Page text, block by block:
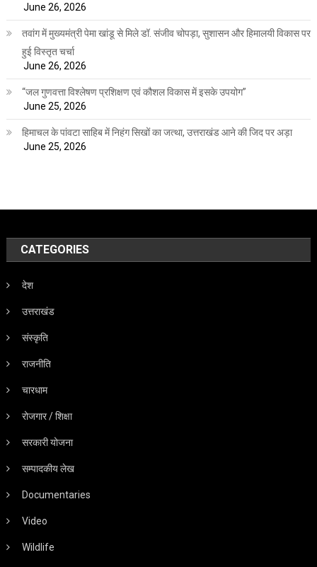
June 26, 2026
तवांग में मुख्यमंत्री पेमा खांडू से मिले डॉ. संजीव चोपड़ा, सुशासन और हिमालयी विकास पर
हुई विस्तृत चर्चा
June 26, 2026
“जल गुणवत्ता विश्लेषण प्रशिक्षण एवं कौशल विकास में इसके उपयोग”
June 25, 2026
हिमाचल के पांवटा साहिब में निहंग सिखों का जत्था, उत्तराखंड आने की जिद पर अड़ा
June 25, 2026
CATEGORIES
देश
उत्तराखंड
संस्कृति
राजनीति
चारधाम
रोजगार / शिक्षा
सरकारी योजना
सम्पादकीय लेख
Documentaries
Video
Wildlife